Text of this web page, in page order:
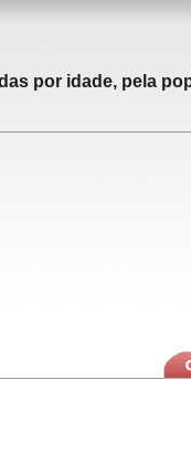
por idade, pela